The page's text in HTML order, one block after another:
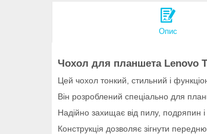
Опис
Чохол для планшета Lenovo
Цей чохол тонкий, стильний і
Він розроблений спеціально для
Надійно захищає від пилу, подряпин
Конструкція дозволяє зігнути